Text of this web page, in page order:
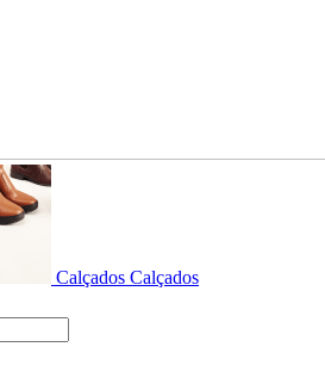
Calçados Calçados